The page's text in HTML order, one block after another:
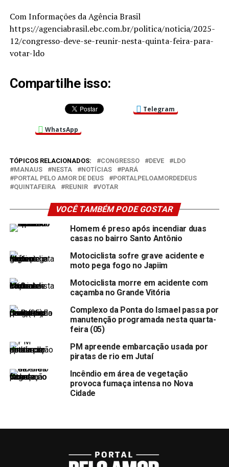
Com Informações da Agência Brasil
https://agenciabrasil.ebc.com.br/politica/noticia/2025-
12/congresso-deve-se-reunir-nesta-quinta-feira-para-
votar-ldo
Compartilhe isso:
Telegram
WhatsApp
TÓPICOS RELACIONADOS: CONGRESSO DEVE
LDO
MANAUS
NESTA NOTÍCIAS
PARÁ
PORTAL PELO AMOR DE DEUS
PORTALPELOAMORDEDEUS
QUINTAFEIRA
REUNIR VOTAR
VOCÊ TAMBÉM PODE GOSTAR
Homem é preso após incendiar duas
casas no bairro Santo Antônio
Motociclista sofre grave acidente e
moto pega fogo no Japiim
Motociclista morre em acidente com
caçamba no Grande Vitória
Complexo da Ponta do Ismael passa por
manutenção programada nesta quarta-
feira (05)
PM apreende embarcação usada por
piratas de rio em Jutaí
Incêndio em área de vegetação
provoca fumaça intensa no Nova
Cidade